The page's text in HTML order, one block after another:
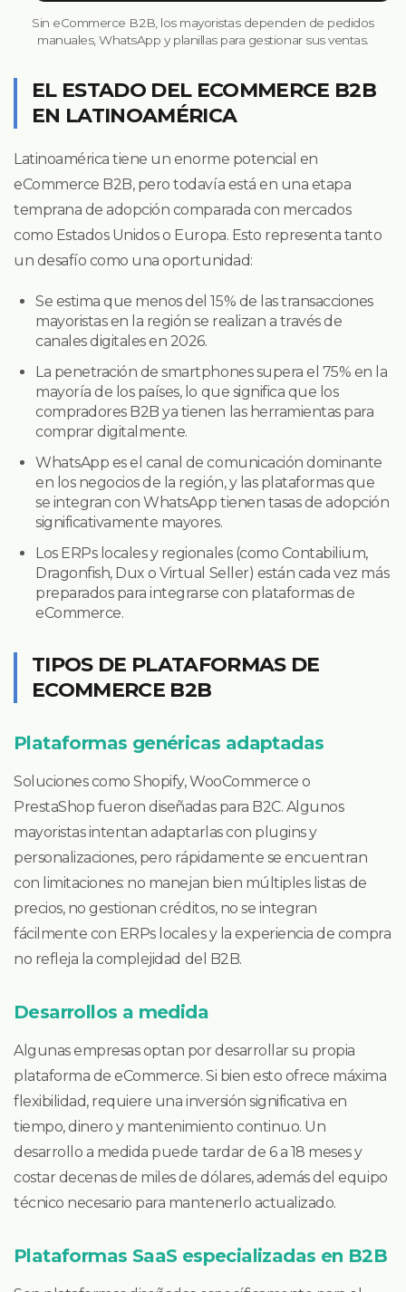
Sin eCommerce B2B, los mayoristas dependen de pedidos
manuales, WhatsApp y planillas para gestionar sus ventas.
EL ESTADO DEL ECOMMERCE B2B
EN LATINOAMÉRICA
Latinoamérica tiene un enorme potencial en
eCommerce B2B, pero todavía está en una etapa
temprana de adopción comparada con mercados
como Estados Unidos o Europa. Esto representa tanto
un desafío como una oportunidad:
Se estima que menos del 15% de las transacciones
mayoristas en la región se realizan a través de
canales digitales en 2026.
La penetración de smartphones supera el 75% en la
mayoría de los países, lo que significa que los
compradores B2B ya tienen las herramientas para
comprar digitalmente.
WhatsApp es el canal de comunicación dominante
en los negocios de la región, y las plataformas que
se integran con WhatsApp tienen tasas de adopción
significativamente mayores.
Los ERPs locales y regionales (como Contabilium,
Dragonfish, Dux o Virtual Seller) están cada vez más
preparados para integrarse con plataformas de
eCommerce.
TIPOS DE PLATAFORMAS DE
ECOMMERCE B2B
Plataformas genéricas adaptadas
Soluciones como Shopify, WooCommerce o
PrestaShop fueron diseñadas para B2C. Algunos
mayoristas intentan adaptarlas con plugins y
personalizaciones, pero rápidamente se encuentran
con limitaciones: no manejan bien múltiples listas de
precios, no gestionan créditos, no se integran
fácilmente con ERPs locales y la experiencia de compra
no refleja la complejidad del B2B.
Desarrollos a medida
Algunas empresas optan por desarrollar su propia
plataforma de eCommerce. Si bien esto ofrece máxima
flexibilidad, requiere una inversión significativa en
tiempo, dinero y mantenimiento continuo. Un
desarrollo a medida puede tardar de 6 a 18 meses y
costar decenas de miles de dólares, además del equipo
técnico necesario para mantenerlo actualizado.
Plataformas SaaS especializadas en B2B